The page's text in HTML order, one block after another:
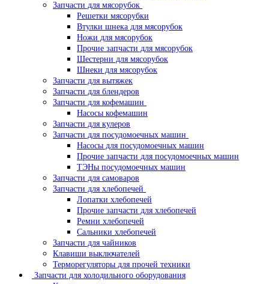
Запчасти для мясорубок
Решетки мясорубки
Втулки шнека для мясорубок
Ножи для мясорубок
Прочие запчасти для мясорубок
Шестерни для мясорубок
Шнеки для мясорубок
Запчасти для вытяжек
Запчасти для блендеров
Запчасти для кофемашин
Насосы кофемашин
Запчасти для кулеров
Запчасти для посудомоечных машин
Насосы для посудомоечных машин
Прочие запчасти для посудомоечных машин
ТЭНы посудомоечных машин
Запчасти для самоваров
Запчасти для хлебопечей
Лопатки хлебопечей
Прочие запчасти для хлебопечей
Ремни хлебопечей
Сальники хлебопечей
Запчасти для чайников
Клавиши выключателей
Терморегуляторы для прочей техники
Запчасти для холодильного оборудования